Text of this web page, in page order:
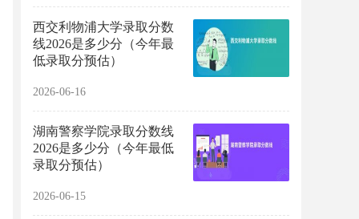
西交利物浦大学录取分数
线2026是多少分（今年最
低录取分预估）
2026-06-16
湖南警察学院录取分数线
2026是多少分（今年最低
录取分预估）
2026-06-15